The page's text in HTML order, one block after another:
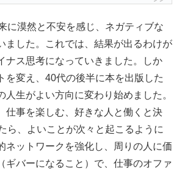
に漠然と不安を感じ、ネガティブな
ました。これでは、結果が出るわけが
ナス思考になっていきました。しか
を変え、40代の後半に本を出版した
人生がよい方向に変わり始めました。
仕事を楽しむ、好きな人と働くと決
ら、よいことが次々と起こるように
ネットワークを強化し、周りの人に価
ギバーになること）で、仕事のオファ